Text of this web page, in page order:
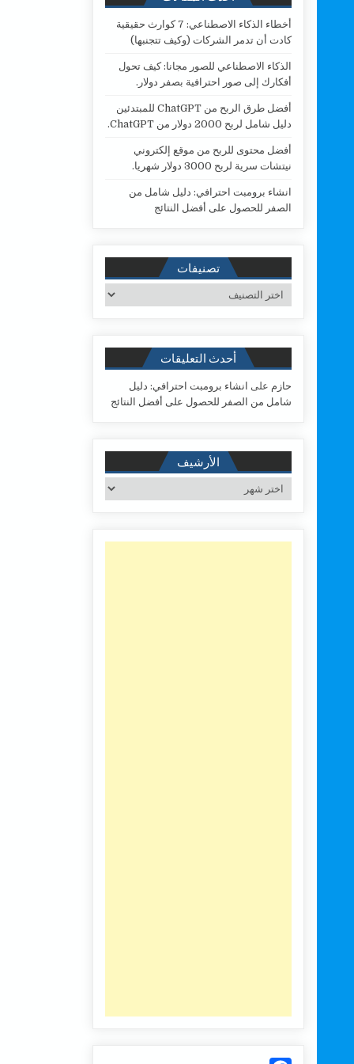
أخطاء الذكاء الاصطناعي: 7 كوارث حقيقية
كادت أن تدمر الشركات (وكيف تتجنبها)
الذكاء الاصطناعي للصور مجانا: كيف تحول
أفكارك إلى صور احترافية بصفر دولار.
أفضل طرق الربح من ChatGPT للمبتدئين
دليل شامل لربح 2000 دولار من ChatGPT.
أفضل محتوى للربح من موقع إلكتروني
نيتشات سرية لربح 3000 دولار شهريا.
انشاء برومبت احترافي: دليل شامل من
الصفر للحصول على أفضل النتائج
تصنيفات
تصنيفات
أحدث التعليقات
حازم على انشاء برومبت احترافي: دليل
شامل من الصفر للحصول على أفضل النتائج
الأرشيف
الأرشيف